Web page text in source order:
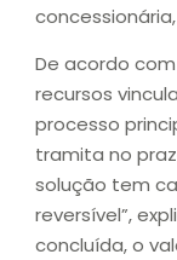
De acordo
recursos
processo
tramita no
solução tem
reversível”,
concluída, o